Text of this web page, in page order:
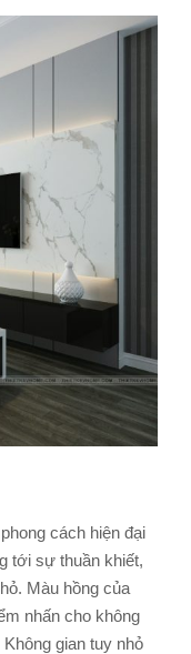
cách hiện đại
tới sự thuần khiết,
Màu hồng của
nhấn cho không
gian tuy nhỏ